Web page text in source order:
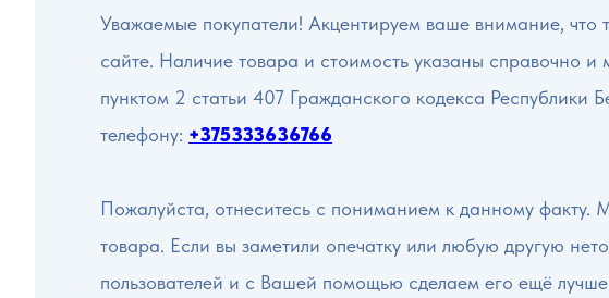
Уважаемые покупатели! Акцентируем ваше внимание, что
сайте. Наличие товара и стоимость указаны справочно и
пунктом 2 статьи 407 Гражданского кодекса Республики
телефону: +375333636766
Пожалуйста, отнеситесь с пониманием к данному
товара. Если вы заметили опечатку или любую другую
пользователей и с Вашей помощью сделаем его ещё